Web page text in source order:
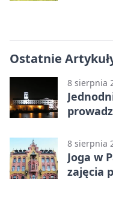
Ostatnie
8 sierpnia
8 sierpnia
Joga w
zajęcia